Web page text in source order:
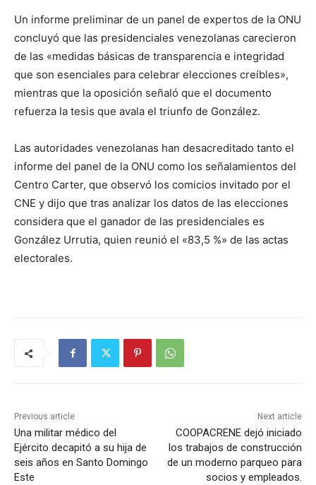
Un informe preliminar de un panel de expertos de la ONU
concluyó que las presidenciales venezolanas carecieron
de las «medidas básicas de transparencia e integridad
que son esenciales para celebrar elecciones creíbles»,
mientras que la oposición señaló que el documento
refuerza la tesis que avala el triunfo de González.
Las autoridades venezolanas han desacreditado tanto el
informe del panel de la ONU como los señalamientos del
Centro Carter, que observó los comicios invitado por el
CNE y dijo que tras analizar los datos de las elecciones
considera que el ganador de las presidenciales es
González Urrutia, quien reunió el «83,5 %» de las actas
electorales.
Previous article
Una militar médico del
Ejército decapitó a su hija de
seis años en Santo Domingo
Este
Next article
COOPACRENE dejó iniciado
los trabajos de construcción
de un moderno parqueo para
socios y empleados.